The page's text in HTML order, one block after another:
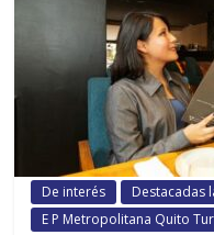
De interés
Destacadas
E P Metropolitana Quito